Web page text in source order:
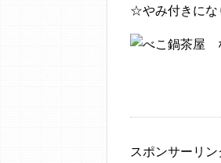
☆やみ付きに
スポンサーリン